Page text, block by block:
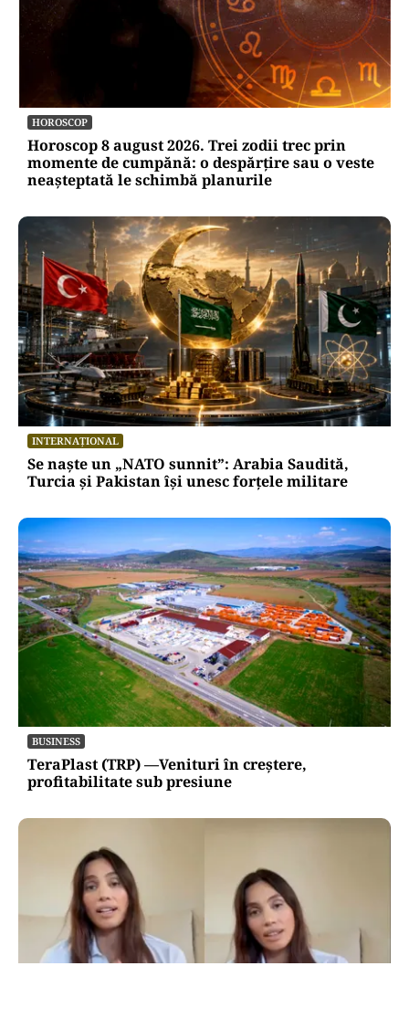
HOROSCOP
Horoscop 8 august 2026. Trei zodii trec prin
momente de cumpănă: o despărțire sau o veste
neașteptată le schimbă planurile
INTERNAȚIONAL
Se naște un „NATO sunnit”: Arabia Saudită,
Turcia și Pakistan își unesc forțele militare
BUSINESS
TeraPlast (TRP) —Venituri în creștere,
profitabilitate sub presiune